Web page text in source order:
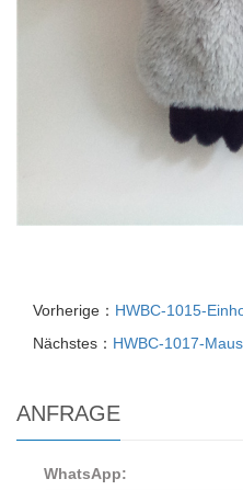
Vorherige： HWBC-1015-
Nächstes： HWBC-1017-
ANFRAGE
WhatsApp: